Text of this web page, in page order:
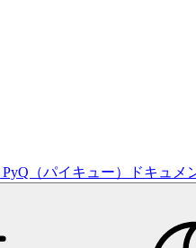
（パイキュー）ドキュメ